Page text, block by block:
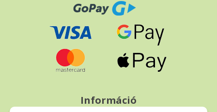
Információ